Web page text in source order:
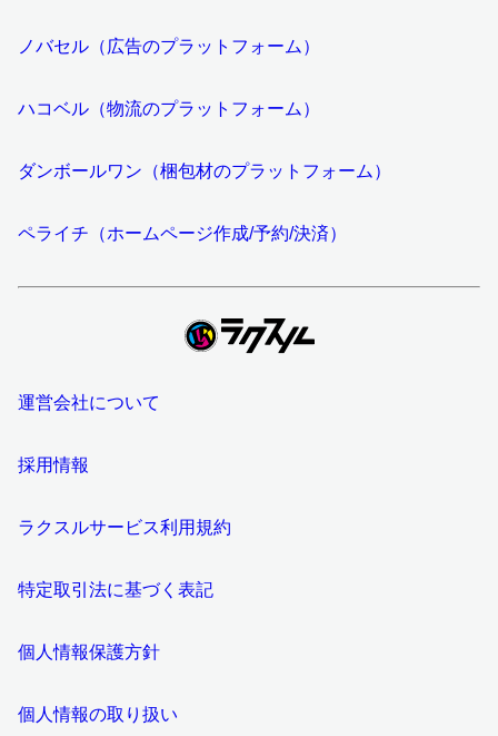
ノバセル（広告のプラットフォーム）
ハコベル（物流のプラットフォーム）
ダンボールワン（梱包材のプラットフォーム）
ペライチ（ホームページ作成/予約/決済）
運営会社について
採用情報
ラクスルサービス利用規約
特定取引法に基づく表記
個人情報保護方針
個人情報の取り扱い